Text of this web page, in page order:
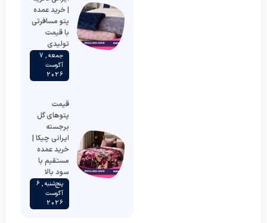
| خرید عمده
پتو مسافرتی
با قیمت
تولیدی
جمعه , 7
آگوست
2026
قیمت
پتوهای گل
برجسته
ایرانی چیکا |
خرید عمده
مستقیم با
سود بالا
پنج‌شنبه , 6
آگوست
2026